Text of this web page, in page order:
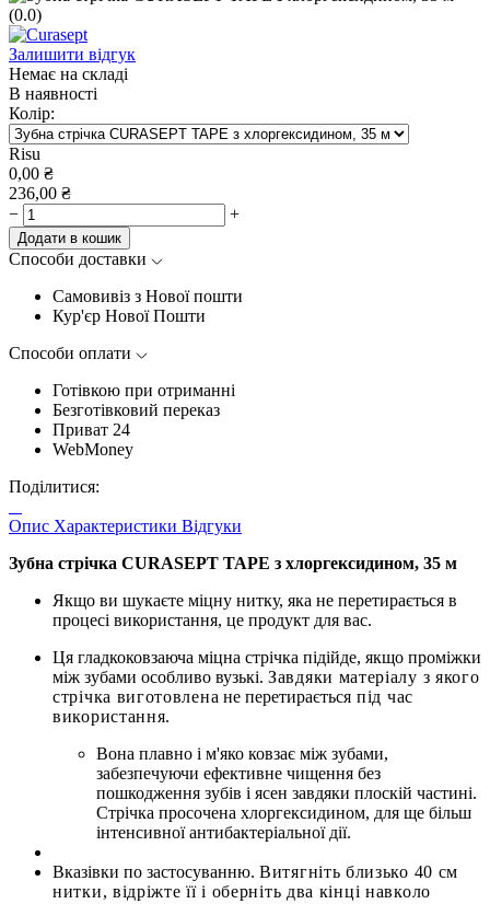
(0.0)
Залишити відгук
Немає на складі
В наявності
Колір:
Risu
0,00 ₴
236,00 ₴
−
+
Додати в кошик
Способи доставки
Самовивіз з Нової пошти
Кур'єр Нової Пошти
Способи оплати
Готівкою при отриманні
Безготівковий переказ
Приват 24
WebMoney
Поділитися:
Опис Характеристики Відгуки
Зубна стрічка CURASEPT TAPЕ з хлоргексидином, 35 м
Якщо ви шукаєте міцну нитку, яка не перетирається в
процесі використання, це продукт для вас.
Ця гладкоковзаюча міцна стрічка підійде, якщо проміжки
між зубами особливо вузькі. Завдяки матеріалу з якого
стрічка виготовлена не перетирається під час
використання.
Вона плавно і м'яко ковзає між зубами,
забезпечуючи ефективне чищення без
пошкодження зубів і ясен завдяки плоскій частині.
Стрічка просочена хлоргексидином, для ще більш
інтенсивної антибактеріальної дії.
Вказівки по застосуванню. Витягніть близько 40 см
нитки, відріжте її і оберніть два кінці навколо